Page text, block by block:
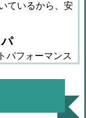
ているから、安
パフォーマンス